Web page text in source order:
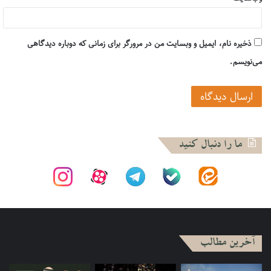
تمامی شاخه‌های مقاومت نیز متلاشی شدند و مجموع این تحولات
موجب شد تا پتانسیل انقلابی در کشور ـــ در یکی از طلایی‌‌ترین
دوران که به سختی مجددا تکرار خواهد شد ـــ از بین برود. بنابراین،
می‌بینیم که خط مشی «ضربه امنیتی» روشی است که از آن زمان
مؤثر و کارساز بوده است.
ساختار تبلیغیِ علنی در میان عموم مردم بود و بخش دیگر، ساختار
جنبش از یک سوی به صورت علنی اقدام به انجام فعالیت‌های
نظر داشت آماده سازد و از سوی دیگر، تحت عنوان «تشکیلات
ویژه» به جمع‌آوری اطلاعات مورد نیاز و ارائه آموزش‌های نظامی به
ذخیره نام، ایمیل و وبسایت من در مرورگر برای زمانی که دوباره دیدگاهی
می‌نویسم.
ما را دنبال کنید
آخرین مطالب